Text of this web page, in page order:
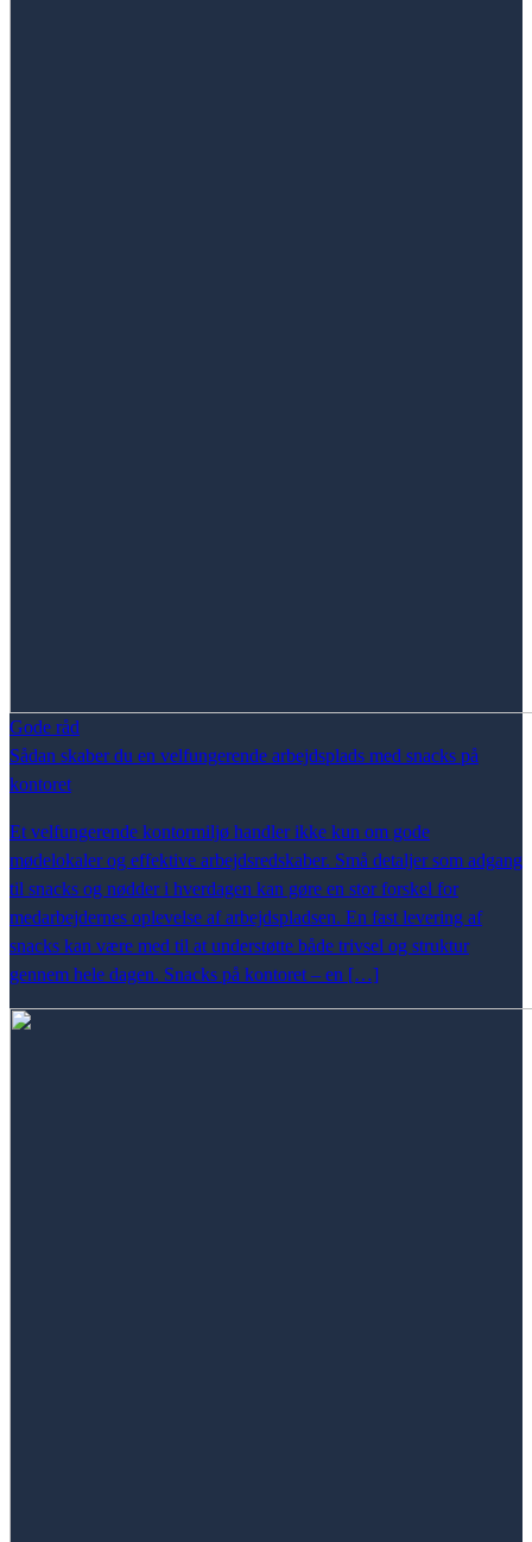
Gode råd
Sådan skaber du en velfungerende arbejdsplads med snacks på
kontoret
Et velfungerende kontormiljø handler ikke kun om gode
mødelokaler og effektive arbejdsredskaber. Små detaljer som adgang
til snacks og nødder i hverdagen kan gøre en stor forskel for
medarbejdernes oplevelse af arbejdspladsen. En fast levering af
snacks kan være med til at understøtte både trivsel og struktur
gennem hele dagen. Snacks på kontoret – en […]